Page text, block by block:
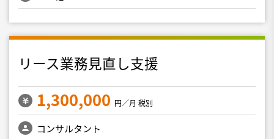
リース業務見直し支援
1,300,000 円／月 税別
コンサルタント